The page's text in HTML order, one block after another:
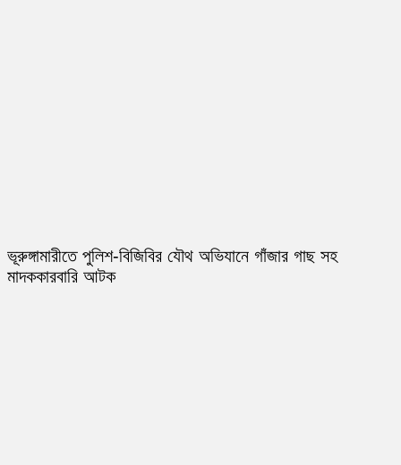
ভূরুঙ্গামারীতে পুলিশ-বিজিবির যৌথ অভিযানে গাঁজার গাছ সহ
মাদককারবারি আটক